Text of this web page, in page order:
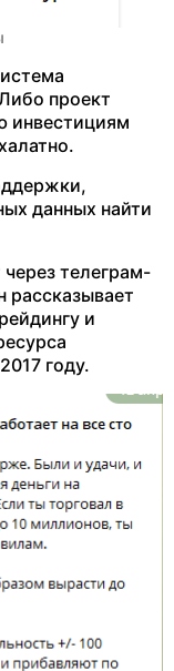
проект
инвестициям
данных найти
телеграм-
рассказывает
и
году.